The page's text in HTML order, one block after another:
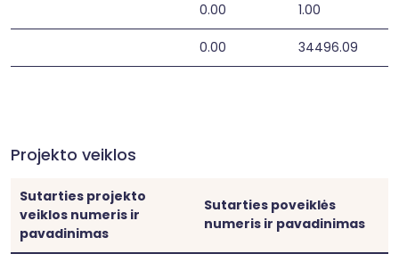
0.00 1.00
0.00 34496.09
Projekto veiklos
Sutarties projekto
veiklos numeris ir
pavadinimas
Sutarties poveiklės
numeris ir pavadinimas